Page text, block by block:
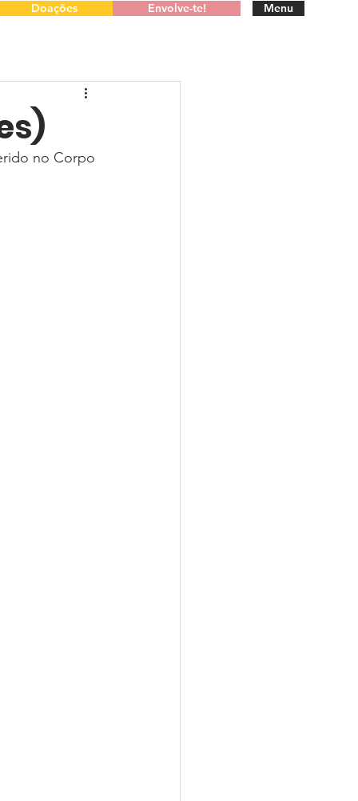
Doações Envolve-te! Menu
no Corpo